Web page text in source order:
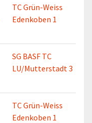
TC Grün-Weiss
Edenkoben 1
SG BASF TC
LU/Mutterstadt 3
TC Grün-Weiss
Edenkoben 1